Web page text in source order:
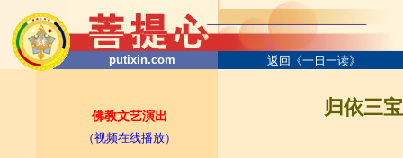
putixin.com 返回《一日一读》
佛教文艺演出
（视频在线播放）
归依三